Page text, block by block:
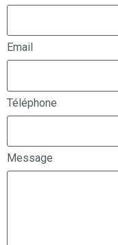
Email
Téléphone
Message